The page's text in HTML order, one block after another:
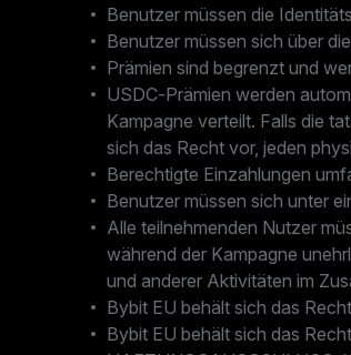
Benutzer müssen die
Benutzer müssen sich über
Prämien sind begrenzt und
USDC-Prämien werden
Kampagne verteilt. Falls die
sich das Recht vor, jeden
Berechtigte Einzahlungen
Benutzer müssen sich unter
Alle teilnehmenden Nutzer
während der Kampagne
und anderer Aktivitäten im
Bybit EU behält sich das
Bybit EU behält sich das